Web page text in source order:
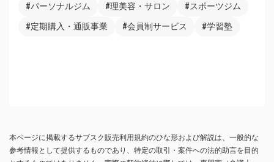
#パーソナルジム #理美容・サロン #スポーツジム
#定期購入・通販事業 #会員制サービス #学習塾
本ページに掲載するサブスク販売利用規約のひな形および解説は、一般的な
参考情報として提供するものであり、特定の取引・案件への法的助言を目的